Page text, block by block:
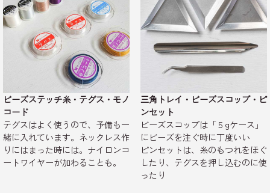
ビーズステッチ糸・テグス・モノ
コード
テグスはよく使うので、予備も一
緒に入れています。ネックレス作
りにはまった時には。ナイロンコ
ートワイヤーが加わることも。
三角トレイ・ビーズスコップ・ピ
ンセット
ビーズスコップは「５gケース」
にビーズを注ぐ時に丁度いい
ピンセットは、糸のもつれをほぐ
したり、テグスを押し込むのに使
ったり